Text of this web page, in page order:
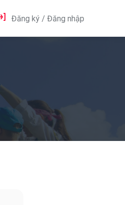
Đăng ký / Đăng nhập